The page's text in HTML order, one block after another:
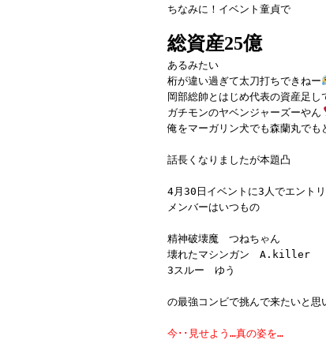
ちなみに！イベント童貞で
総資産25億
あるみたい
桁が違い過ぎて太刀打ちできねー
岡部総帥とはじめ代表の資産足し
ガチモンのヤベンジャーズーやん
俺をマーガリン犬でも森蘭丸でも
話長くなりましたが本題凸
4月30日イベントに3人でエント
メンバーはいつもの
精神破壊魔 つねちゃん
壊れたマシンガン A.killer
3スルー ゆう
の最強コンビで挑んで来たいと思
今･･見せよう…真の姿を…